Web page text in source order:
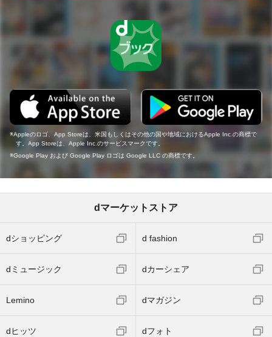
Appleのロゴ、App Storeは、米国もしくはその他の国や地域におけるApple Inc.の商標で
す。App Storeは、Apple Inc.のサービスマークです。
Google Play および Google Play ロゴは Google LLC の商標です。
dマーケットストア
dショッピング d fashion
dミュージック dカーシェア
Lemino dマガジン
dヒッツ dフォト